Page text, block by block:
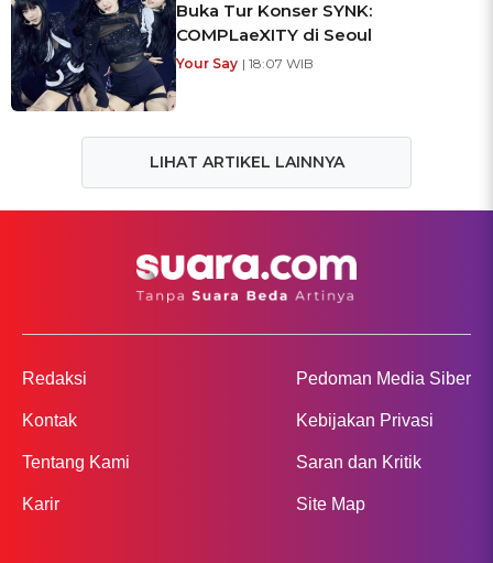
Buka Tur Konser SYNK:
COMPLaeXITY di Seoul
Your Say | 18:07 WIB
LIHAT ARTIKEL LAINNYA
Redaksi
Kontak
Tentang Kami
Karir
Pedoman Media Siber
Kebijakan Privasi
Saran dan Kritik
Site Map